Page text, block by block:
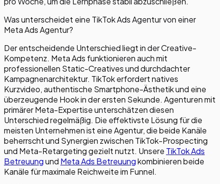
Was unterscheidet eine TikTok Ads Agentur von einer
Meta Ads Agentur?
Der entscheidende Unterschied liegt in der Creative-
Kompetenz. Meta Ads funktionieren auch mit
professionellen Static-Creatives und durchdachter
Kampagnenarchitektur. TikTok erfordert natives
Kurzvideo, authentische Smartphone-Ästhetik und eine
überzeugende Hook in der ersten Sekunde. Agenturen mit
primärer Meta-Expertise unterschätzen diesen
Unterschied regelmäßig. Die effektivste Lösung für die
meisten Unternehmen ist eine Agentur, die beide Kanäle
beherrscht und Synergien zwischen TikTok-Prospecting
und Meta-Retargeting gezielt nutzt. Unsere TikTok Ads
Betreuungund Meta Ads Betreuungkombinieren beide
Kanäle für maximale Reichweite im Funnel.